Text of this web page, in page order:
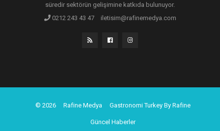
süredir sektörün gelişimine katkıda bulunuyor.
0212 243 43 47
iletisim@rafinemedya.com
© 2026 Rafine Medya Gastronomi Turkey By Rafine
Güncel Haberler